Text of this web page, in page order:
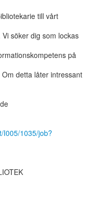
till vårt
söker dig som lockas
på
detta låter intressant
I005/1035/job?